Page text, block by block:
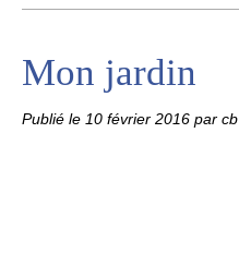
Mon jardin
Publié le 10 février 2016 par cb